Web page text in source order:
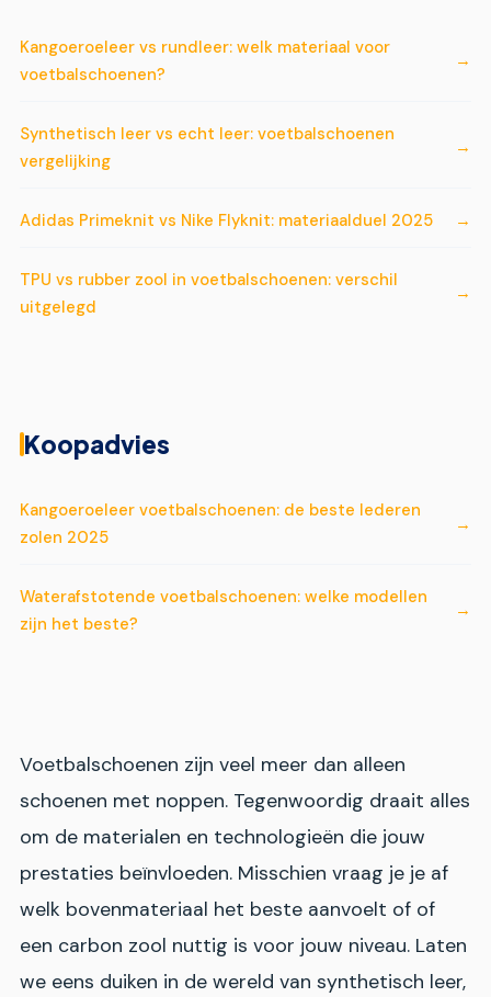
Kangoeroeleer vs rundleer: welk materiaal voor
voetbalschoenen?
Synthetisch leer vs echt leer: voetbalschoenen
vergelijking
Adidas Primeknit vs Nike Flyknit: materiaalduel 2025
TPU vs rubber zool in voetbalschoenen: verschil
uitgelegd
Koopadvies
Kangoeroeleer voetbalschoenen: de beste lederen
zolen 2025
Waterafstotende voetbalschoenen: welke modellen
zijn het beste?
Voetbalschoenen zijn veel meer dan alleen
schoenen met noppen. Tegenwoordig draait alles
om de materialen en technologieën die jouw
prestaties beïnvloeden. Misschien vraag je je af
welk bovenmateriaal het beste aanvoelt of of
een carbon zool nuttig is voor jouw niveau. Laten
we eens duiken in de wereld van synthetisch leer,